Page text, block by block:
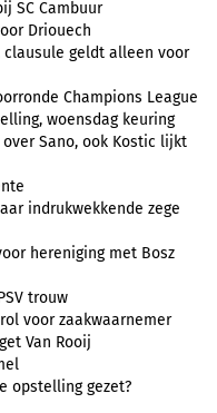
SC Cambuur
Driouech
geldt alleen voor
Champions League
woensdag keuring
over Sano, ook Kostic lijkt
indrukwekkende zege
hereniging met Bosz
trouw
voor zaakwaarnemer
Van Rooij
opstelling gezet?